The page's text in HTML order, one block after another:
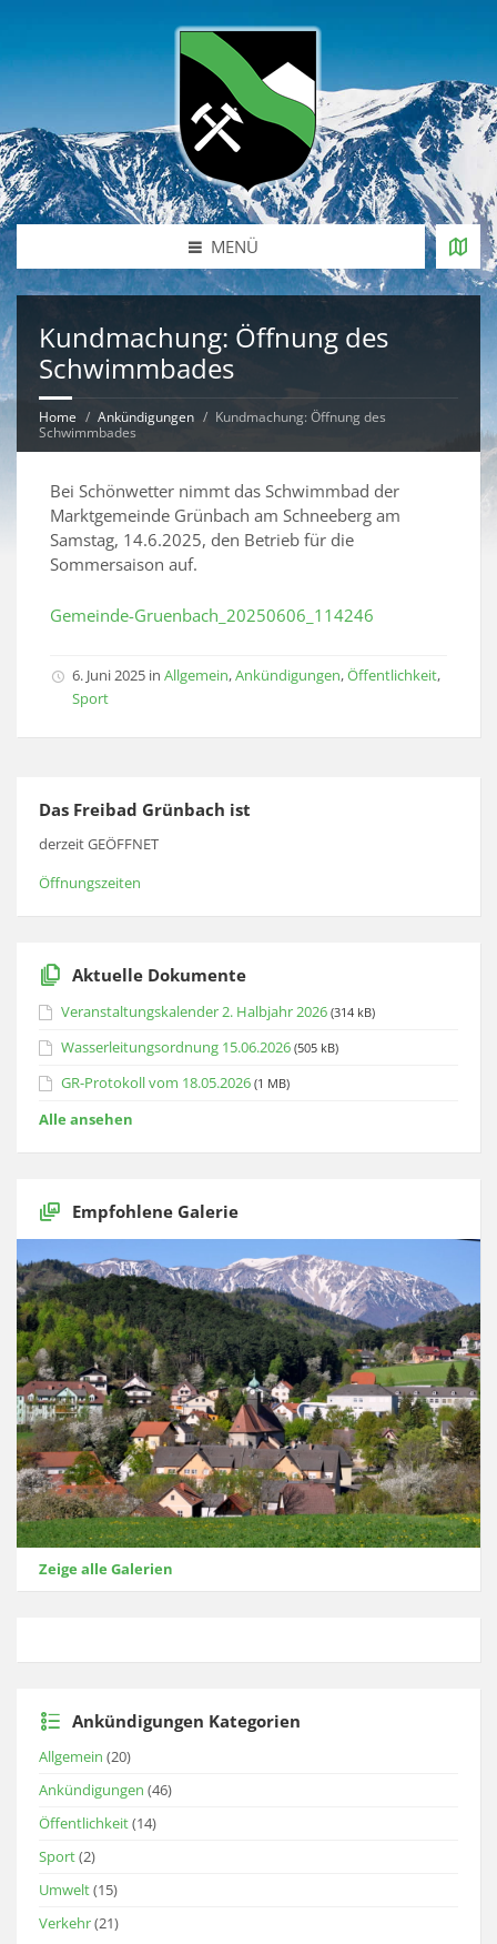
MENÜ
Kundmachung: Öffnung des
Schwimmbades
Home Ankündigungen
Kundmachung: Öffnung des
Schwimmbades
Bei Schönwetter nimmt das Schwimmbad der
Marktgemeinde Grünbach am Schneeberg am
Samstag, 14.6.2025, den Betrieb für die
Sommersaison auf.
Gemeinde-Gruenbach_20250606_114246
6. Juni 2025 in Allgemein,Ankündigungen,Öffentlichkeit,
Sport
Das Freibad Grünbach ist
derzeit GEÖFFNET
Öffnungszeiten
Aktuelle Dokumente
Veranstaltungskalender 2. Halbjahr 2026 (314 kB)
Wasserleitungsordnung 15.06.2026 (505 kB)
GR-Protokoll vom 18.05.2026 (1 MB)
Alle ansehen
Empfohlene Galerie
Zeige alle Galerien
Ankündigungen Kategorien
Allgemein (20)
Ankündigungen (46)
Öffentlichkeit(14)
Sport(2)
Umwelt(15)
Verkehr(21)